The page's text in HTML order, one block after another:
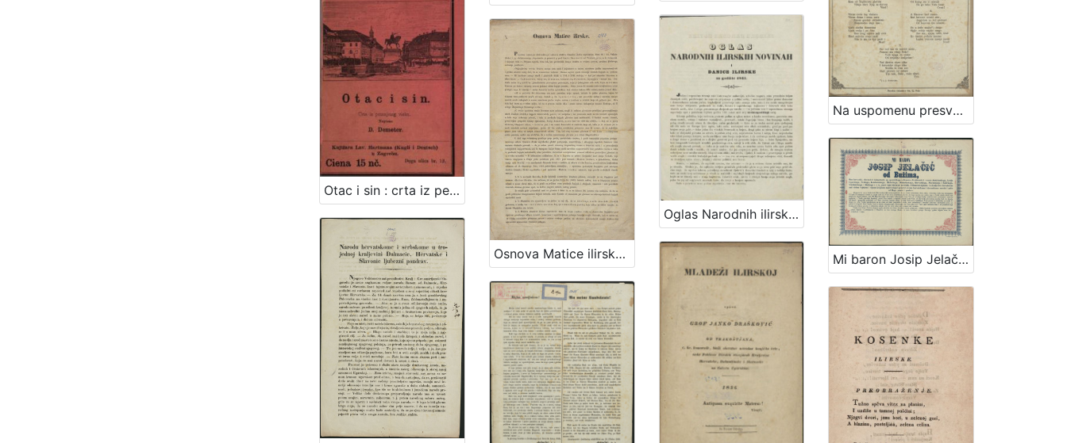
Otac i sin : crta iz petnajstog vieka / pripovieda ju D. Demeter
Osnova Matice ilirske / od ravniteljstva družtva čitaonice ilirske zagrebačke
Oglas Narodnih ilirskih novinah i Danice ilirske za godinu 1841 / Ljudevit Gaj
Na uspomenu presvětlomu gospodinu baronu Josipu Jelačiću Bužimskomu, perve banske narodne graničarske regimente pukovniku (P. N.) prigodom njegovog dolazka u Pokupsko / od Pavla Štoosa
Mi baron Josip Jelačić od Bužima, ban harvatski ... svemu harvatskomu i slavonskomu narodu i puku od Boga pomoć i pozdrav : [Akoprem je već u kraljevinah Harvatskoj i Slavonii proglašeno, da je svaka urbarialska daća, tlaka i desetina carkvena dotargnuta, ...]